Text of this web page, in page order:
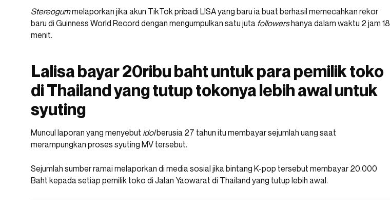
Stereogummelaporkan jika akun TikTok pribadi LISA yang baru ia buat berhasil memecahkan rekor
baru di Guinness World Record dengan mengumpulkan satu juta followershanya dalam waktu 2 jam 18
menit.
Lalisa bayar 20ribu baht untuk para pemilik toko
di Thailand yang tutup tokonya lebih awal untuk
syuting
Muncul laporan yang menyebut idolberusia 27 tahun itu membayar sejumlah uang saat
merampungkan proses syuting MV tersebut.
Sejumlah sumber ramai melaporkan di media sosial jika bintang K-pop tersebut membayar 20.000
Baht kepada setiap pemilik toko di Jalan Yaowarat di Thailand yang tutup lebih awal.